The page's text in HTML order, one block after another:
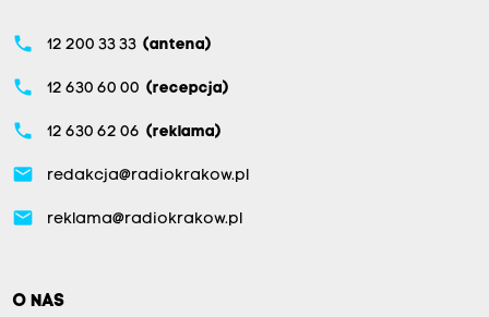
phone 12 200 33 33 (antena)
phone 12 630 60 00 (recepcja)
phone 12 630 62 06 (reklama)
email redakcja@radiokrakow.pl
email reklama@radiokrakow.pl
O NAS